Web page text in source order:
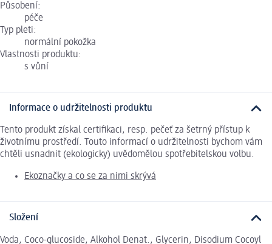
Působení:
péče
Typ pleti:
normální pokožka
Vlastnosti produktu:
s vůní
Informace o udržitelnosti produktu
Tento produkt získal certifikaci, resp. pečeť za šetrný přístup k
životnímu prostředí. Touto informací o udržitelnosti bychom vám
chtěli usnadnit (ekologicky) uvědomělou spotřebitelskou volbu.
Ekoznačky a co se za nimi skrývá
Složení
Voda, Coco-glucoside, Alkohol Denat., Glycerin, Disodium Cocoyl